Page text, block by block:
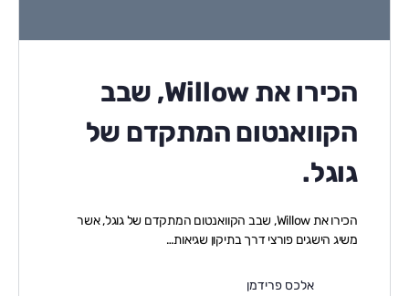
הכירו את Willow, שבב
הקוואנטום המתקדם של
גוגל.
הכירו את Willow, שבב הקוואנטום המתקדם של גוגל, אשר
משיג הישגים פורצי דרך בתיקון שגיאות…
אלכס פרידמן